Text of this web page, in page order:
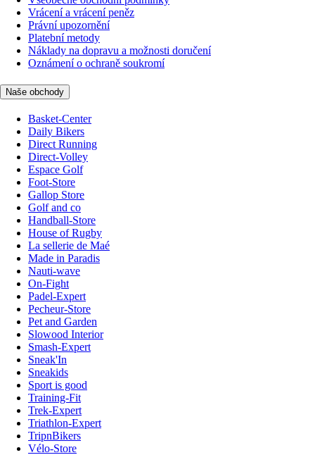
Vrácení a vrácení peněz
Právní upozornění
Platební metody
Náklady na dopravu a možnosti doručení
Oznámení o ochraně soukromí
Naše obchody
Basket-Center
Daily Bikers
Direct Running
Direct-Volley
Espace Golf
Foot-Store
Gallop Store
Golf and co
Handball-Store
House of Rugby
La sellerie de Maé
Made in Paradis
Nauti-wave
On-Fight
Padel-Expert
Pecheur-Store
Pet and Garden
Slowood Interior
Smash-Expert
Sneak'In
Sneakids
Sport is good
Training-Fit
Trek-Expert
Triathlon-Expert
TripnBikers
Vélo-Store